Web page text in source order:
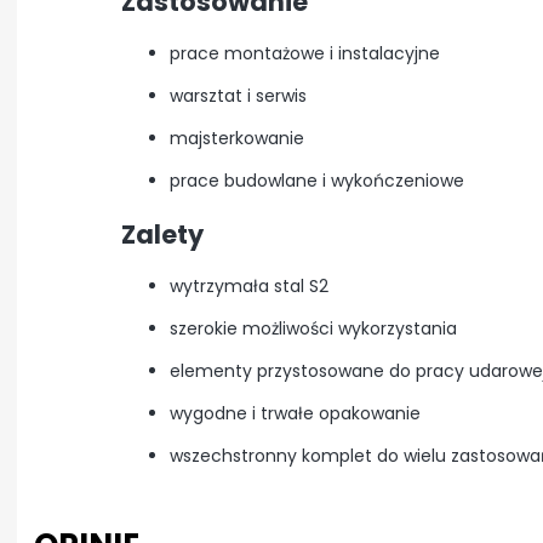
prace montażowe i instalacyjne
warsztat i serwis
majsterkowanie
prace budowlane i wykończeniowe
Zalety
wytrzymała stal S2
szerokie możliwości wykorzystania
elementy przystosowane do pracy
wygodne i trwałe opakowanie
wszechstronny komplet do wielu